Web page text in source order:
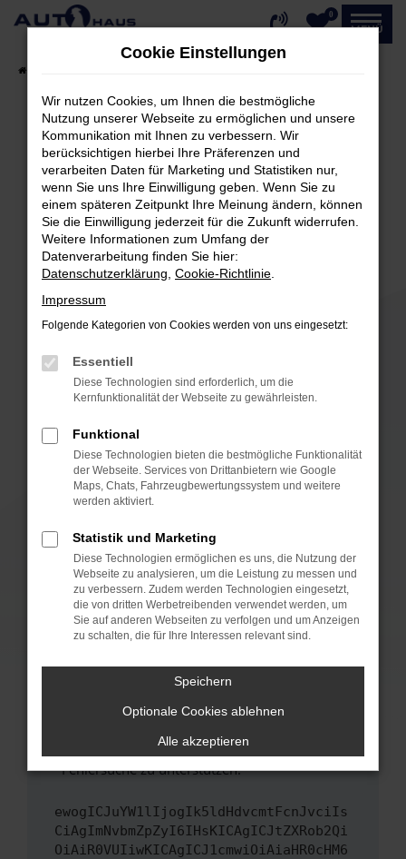
Zum
0
MENÜ
Fehler: Network Error
Beim Laden ist ein Fehler aufgetreten.
Hier sind ein paar Tipps, die dir helfen können:
Überprüfe deine Firewall und deine
Internetverbindung.
Laden andere Webseiten, zum Beispiel deine
Suchmaschine?
Prüfe deine Browsererweiterungen.
können das Laden bestimmter Seiten
verhindern. Funktioniert die Seite in einem
anderen Browser oder in einem privaten
Fenster?
Starte dein Gerät neu.
Das kann manchmal helfen, vorübergehende
Probleme zu beheben.
Betriebssystem auf dem neuesten Stand
sind.
Veraltete Software birgt nicht nur ein
Sicherheitsrisiko, sondern kann auch dazu
führen, dass bestimmte Funktionen nicht mehr
unterstützt werden.
Wende dich an den Webseitenbetreiber.
Wenn du alle oben genannten Schritte versucht
hast, kontaktiere uns bitte. Wir werden
uns diesen Text schicken, um uns bei der
Fehlersuche zu unterstützen:
ewogICJuYW1lIjogIk5ldHdvcmtFcnJvciIs
CiAgImNvbmZpZyI6IHsKICAgICJtZXRob2Qi
OiAiR0VUIiwKICAgICJ1cmwiOiAiaHR0cHM6
Cookie Einstellungen
Wir nutzen Cookies, um Ihnen die bestmögliche
Nutzung unserer Webseite zu ermöglichen und unsere
Kommunikation mit Ihnen zu verbessern. Wir
berücksichtigen hierbei Ihre Präferenzen und
verarbeiten Daten für Marketing und Statistiken nur,
wenn Sie uns Ihre Einwilligung geben. Wenn Sie zu
einem späteren Zeitpunkt Ihre Meinung ändern, können
Sie die Einwilligung jederzeit für die Zukunft widerrufen.
Weitere Informationen zum Umfang der
Datenverarbeitung finden Sie hier:
Datenschutzerklärung Cookie-Richtlinie
Impressum
Folgende Kategorien von Cookies werden von uns eingesetzt:
Essentiell
Diese Technologien sind erforderlich, um die
Kernfunktionalität der Webseite zu gewährleisten.
Funktional
Diese Technologien bieten die bestmögliche Funktionalität
der Webseite. Services von Drittanbietern wie Google
Maps, Chats, Fahrzeugbewertungssystem und weitere
werden aktiviert.
Statistik und Marketing
Diese Technologien ermöglichen es uns, die Nutzung der
Webseite zu analysieren, um die Leistung zu messen und
zu verbessern. Zudem werden Technologien eingesetzt,
die von dritten Werbetreibenden verwendet werden, um
Sie auf anderen Webseiten zu verfolgen und um Anzeigen
zu schalten, die für Ihre Interessen relevant sind.
Speichern
Optionale Cookies ablehnen
Alle akzeptieren